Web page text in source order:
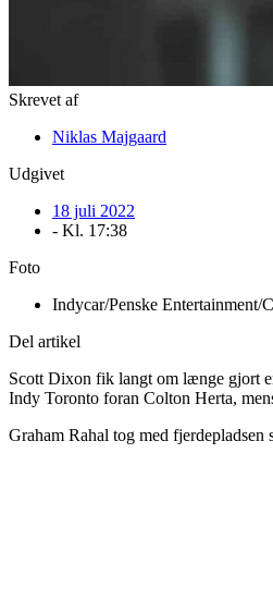
Skrevet af
Niklas Majgaard
Udgivet
18 juli 2022
- Kl. 17:38
Foto
Indycar/Penske Entertainment/
Del artikel
Scott Dixon fik langt om længe gjort
Indy Toronto foran Colton Herta,
Graham Rahal tog med